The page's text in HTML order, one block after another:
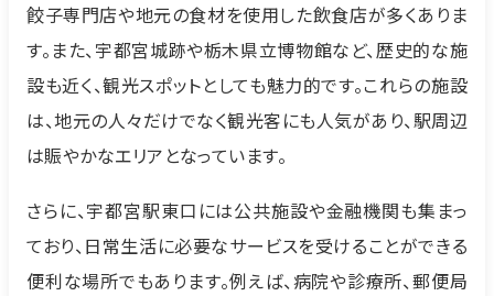
餃子専門店や地元の食材を使用した飲食店が多くありま
す。また、宇都宮城跡や栃木県立博物館など、歴史的な施
設も近く、観光スポットとしても魅力的です。これらの施設
は、地元の人々だけでなく観光客にも人気があり、駅周辺
は賑やかなエリアとなっています。
さらに、宇都宮駅東口には公共施設や金融機関も集まっ
ており、日常生活に必要なサービスを受けることができる
便利な場所でもあります。例えば、病院や診療所、郵便局